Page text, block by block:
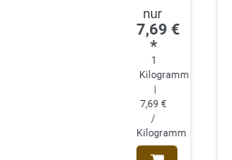
7,69 €
*
1
Kilogramm
|
7,69 €
/
Kilogramm